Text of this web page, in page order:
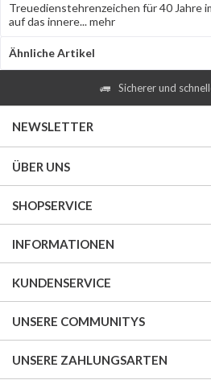
Treuedienstehrenzeichen für 40 Jahre
auf das innere...mehr
Ähnliche Artikel
Sicherer und
NEWSLETTER
ÜBER UNS
SHOPSERVICE
INFORMATIONEN
KUNDENSERVICE
UNSERE COMMUNITYS
UNSERE ZAHLUNGSARTEN